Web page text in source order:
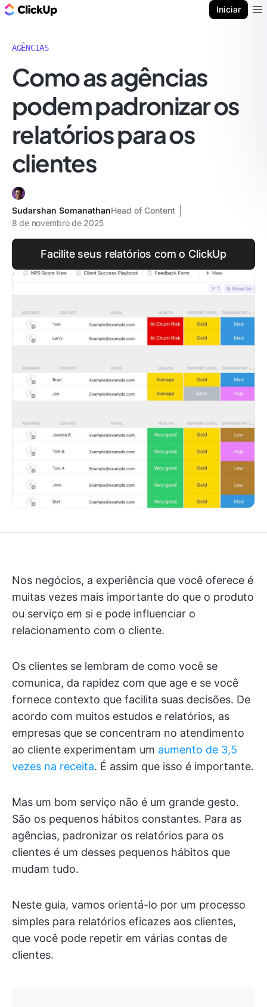
Iniciar
AGÊNCIAS
Como as agências
podem padronizar os
relatórios para os
clientes
Sudarshan SomanathanHead of Content
8 de novembro de 2025
Facilite seus relatórios com o ClickUp
Nos negócios, a experiência que você oferece é
muitas vezes mais importante do que o produto
ou serviço em si e pode influenciar o
relacionamento com o cliente.
Os clientes se lembram de como você se
comunica, da rapidez com que age e se você
fornece contexto que facilita suas decisões. De
acordo com muitos estudos e relatórios, as
empresas que se concentram no atendimento
ao cliente experimentam um aumento de 3,5
vezes na receita. É assim que isso é importante.
Mas um bom serviço não é um grande gesto.
São os pequenos hábitos constantes. Para as
agências, padronizar os relatórios para os
clientes é um desses pequenos hábitos que
mudam tudo.
Neste guia, vamos orientá-lo por um processo
simples para relatórios eficazes aos clientes,
que você pode repetir em várias contas de
clientes.